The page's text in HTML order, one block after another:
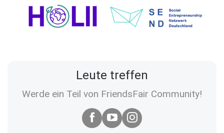
Leute treffen
Werde ein Teil von FriendsFair Community!